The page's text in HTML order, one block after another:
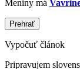
Meniny má
Prehrať
Vypočuť článok
Pripravujem